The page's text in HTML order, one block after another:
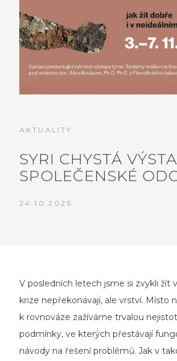
AKTUALITY
SYRI CHYSTÁ
SPOLEČENSKÉ
24.10.2025
V posledních letech jsme si zvykli žít
krize nepřekonávají, ale vrství. Místo
k rovnováze zažíváme trvalou
podmínky, ve kterých přestávají
návody na řešení problémů. Jak v